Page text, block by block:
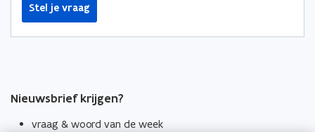
Stel je vraag
Nieuwsbrief krijgen?
vraag & woord van de week